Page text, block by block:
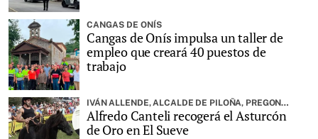
CANGAS DE ONÍS
Cangas de Onís impulsa un taller de
empleo que creará 40 puestos de
trabajo
IVÁN ALLENDE, ALCALDE DE PILOÑA, PREGONARÁ LA FIESTA
Alfredo Canteli recogerá el Asturcón
de Oro en El Sueve